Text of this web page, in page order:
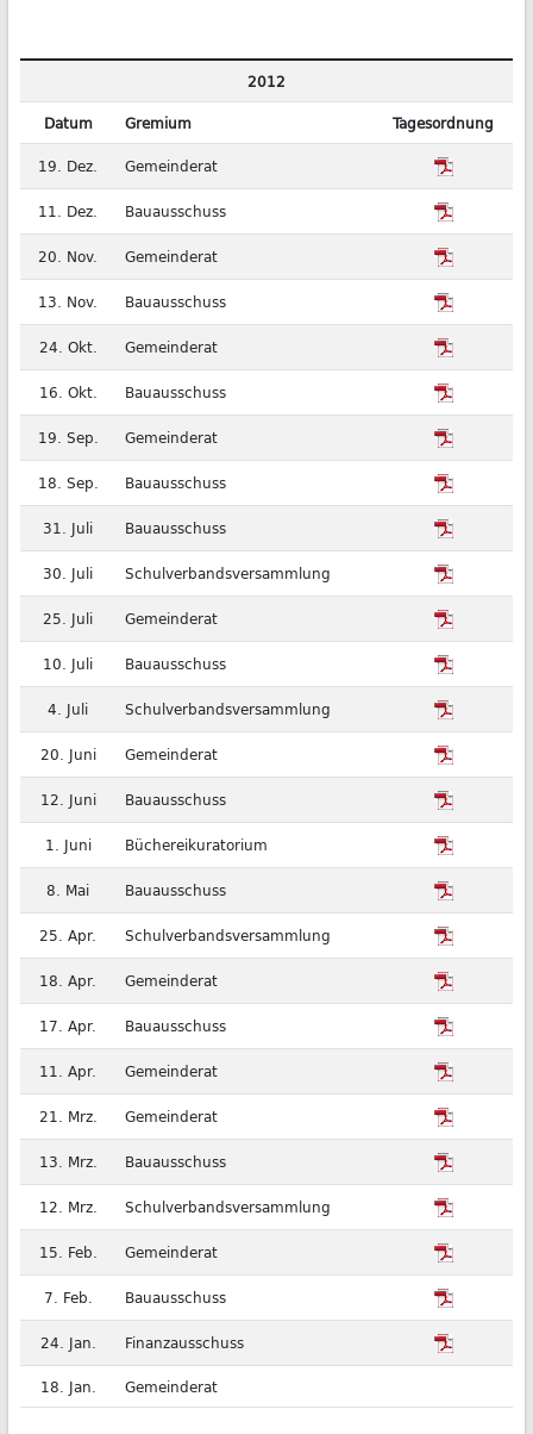
2012
Datum
Gremium
Tagesordnung
19. Dez.
Gemeinderat
11. Dez. Bauausschuss
20. Nov. Gemeinderat
13. Nov. Bauausschuss
24. Okt. Gemeinderat
16. Okt. Bauausschuss
19. Sep. Gemeinderat
18. Sep. Bauausschuss
31. Juli Bauausschuss
30. Juli Schulverbandsversammlung
25. Juli Gemeinderat
10. Juli Bauausschuss
4. Juli Schulverbandsversammlung
20. Juni Gemeinderat
12. Juni Bauausschuss
1. Juni Büchereikuratorium
8. Mai Bauausschuss
25. Apr. Schulverbandsversammlung
18. Apr. Gemeinderat
17. Apr. Bauausschuss
11. Apr. Gemeinderat
21. Mrz. Gemeinderat
13. Mrz. Bauausschuss
12. Mrz. Schulverbandsversammlung
15. Feb. Gemeinderat
7. Feb. Bauausschuss
24. Jan. Finanzausschuss
18. Jan. Gemeinderat